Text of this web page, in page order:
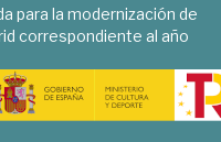
para la modernización de
correspondiente al año